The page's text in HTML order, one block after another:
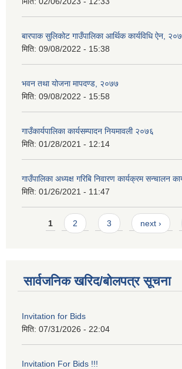
बारपाक सुलिकोट गाउँपालिका आर्थिक कार्यविधि ऐन,
मिति: 09/08/2022 - 15:38
भवन तथा योजना मापदण्ड, २०७७
मिति: 09/08/2022 - 15:58
गाउँकार्यपालिका कार्यसम्पादन नियमावली २०७६
मिति: 01/28/2021 - 12:14
गाउँपालिका अध्यक्ष गरिबि निवारण कार्यक्रम सन्चालन
मिति: 01/26/2021 - 11:47
Pages
1 2 3 next ›
सार्वजनिक खरिद/बोलपत्र सूचना
Invitation for Bids
मिति: 07/31/2026 - 22:04
Invitation For Bids !!!